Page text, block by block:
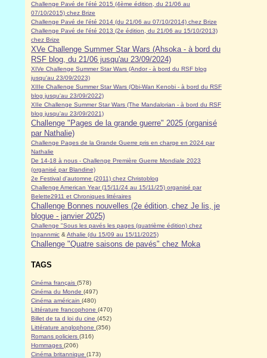
Challenge Pavé de l'été 2015 (4ème édition, du 21/06 au
07/10/2015) chez Brize
Challenge Pavé de l'été 2014 (du 21/06 au 07/10/2014) chez Brize
Challenge Pavé de l'été 2013 (2e édition, du 21/06 au 15/10/2013)
chez Brize
XVe Challenge Summer Star Wars (Ahsoka - à bord du
RSF blog, du 21/06 jusqu'au 23/09/2024)
XIVe Challenge Summer Star Wars (Andor - à bord du RSF blog
jusqu'au 23/09/2023)
XIIIe Challenge Summer Star Wars (Obi-Wan Kenobi - à bord du RSF
blog jusqu'au 23/09/2022)
XIIe Challenge Summer Star Wars (The Mandalorian - à bord du RSF
blog jusqu'au 23/09/2021)
Challenge "Pages de la grande guerre" 2025 (organisé
par Nathalie)
Challenge Pages de la Grande Guerre pris en charge en 2024 par
Nathalie
De 14-18 à nous - Challenge Première Guerre Mondiale 2023
(organisé par Blandine)
2e Festival d'automne (2011) chez Christoblog
Challenge American Year (15/11/24 au 15/11/25) organisé par
Belette2911 et Chroniques littéraires
Challenge Bonnes nouvelles (2e édition, chez Je lis, je
blogue - janvier 2025)
Challenge "Sous les pavés les pages (quatrième édition) chez
Ingannmic & Athalie (du 15/09 au 15/11/2025)
Challenge "Quatre saisons de pavés" chez Moka
TAGS
Cinéma français (578)
Cinéma du Monde (497)
Cinéma américain (480)
Littérature francophone (470)
Billet de ta d loi du cine (452)
Littérature anglophone (356)
Romans policiers (316)
Hommages (206)
Cinéma britannique (173)